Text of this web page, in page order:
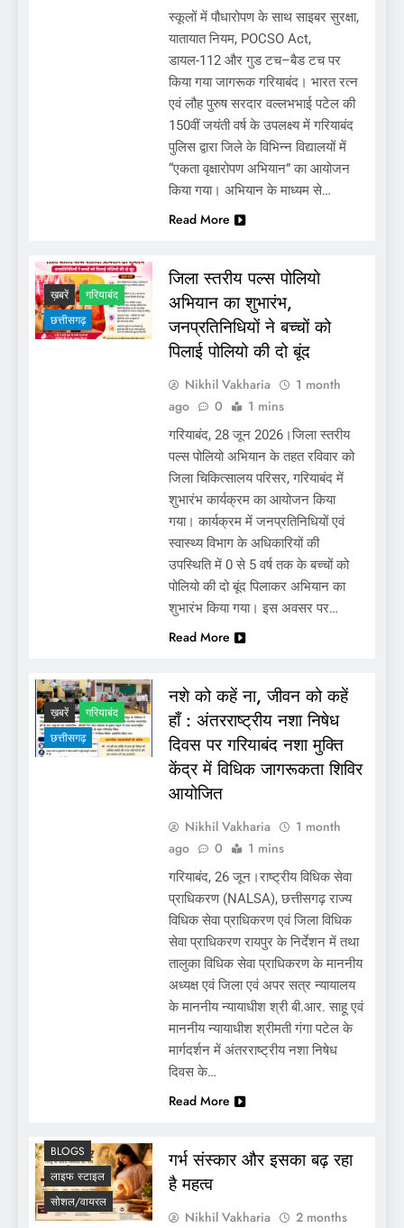
जिला स्तरीय पल्स पोलियो अभियान का शुभारंभ,
जनप्रतिनिधियों ने बच्चों को पिलाई पोलियो की दो बूंद
नशे को कहें ना, जीवन को कहें हाँ : अंतरराष्ट्रीय नशा
निषेध दिवस पर गरियाबंद नशा मुक्ति केंद्र में विधिक
जागरूकता शिविर आयोजित
गर्भ संस्कार और इसका बढ़ रहा है महत्व
रविवार से शनिवार तक: ग्रहों की विशेषता और उपायों
स्कूलों में पौधारोपण के साथ साइबर सुरक्षा,
यातायात नियम, POCSO Act,
डायल-112 और गुड टच–बैड टच पर
किया गया जागरूक गरियाबंद। भारत रत्न
एवं लौह पुरुष सरदार वल्लभभाई पटेल की
150वीं जयंती वर्ष के उपलक्ष्य में गरियाबंद
पुलिस द्वारा जिले के विभिन्न विद्यालयों में
“एकता वृक्षारोपण अभियान” का आयोजन
किया गया। अभियान के माध्यम से…
Read More
ख़बरें
गरियाबंद
छत्तीसगढ़
जिला स्तरीय पल्स पोलियो
अभियान का शुभारंभ,
जनप्रतिनिधियों ने बच्चों को
पिलाई पोलियो की दो बूंद
Nikhil Vakharia
1 month
ago
0 1 mins
गरियाबंद, 28 जून 2026।जिला स्तरीय
पल्स पोलियो अभियान के तहत रविवार को
जिला चिकित्सालय परिसर, गरियाबंद में
शुभारंभ कार्यक्रम का आयोजन किया
गया। कार्यक्रम में जनप्रतिनिधियों एवं
स्वास्थ्य विभाग के अधिकारियों की
उपस्थिति में 0 से 5 वर्ष तक के बच्चों को
पोलियो की दो बूंद पिलाकर अभियान का
शुभारंभ किया गया। इस अवसर पर…
Read More
ख़बरें
गरियाबंद
छत्तीसगढ़
नशे को कहें ना, जीवन को कहें
हाँ : अंतरराष्ट्रीय नशा निषेध
दिवस पर गरियाबंद नशा मुक्ति
केंद्र में विधिक जागरूकता शिविर
आयोजित
Nikhil Vakharia
1 month
ago
0 1 mins
गरियाबंद, 26 जून।राष्ट्रीय विधिक सेवा
प्राधिकरण (NALSA), छत्तीसगढ़ राज्य
विधिक सेवा प्राधिकरण एवं जिला विधिक
सेवा प्राधिकरण रायपुर के निर्देशन में तथा
तालुका विधिक सेवा प्राधिकरण के माननीय
अध्यक्ष एवं जिला एवं अपर सत्र न्यायालय
के माननीय न्यायाधीश श्री बी.आर. साहू एवं
माननीय न्यायाधीश श्रीमती गंगा पटेल के
मार्गदर्शन में अंतरराष्ट्रीय नशा निषेध
दिवस के…
Read More
BLOGS
लाइफ स्टाइल
सोशल/वायरल
गर्भ संस्कार और इसका बढ़ रहा
है महत्व
Nikhil Vakharia
2 months